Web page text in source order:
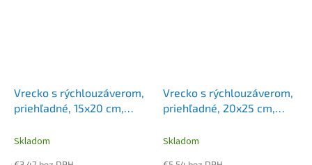
Vrecko s rýchlouzáverom,
priehľadné, 15x20 cm,
Skladom
Vrecko s rýchlouzáverom,
priehľadné, 20x25 cm,
Skladom